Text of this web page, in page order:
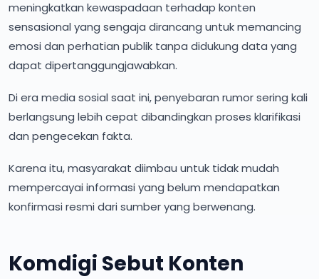
meningkatkan kewaspadaan terhadap konten
sensasional yang sengaja dirancang untuk memancing
emosi dan perhatian publik tanpa didukung data yang
dapat dipertanggungjawabkan.
Di era media sosial saat ini, penyebaran rumor sering kali
berlangsung lebih cepat dibandingkan proses klarifikasi
dan pengecekan fakta.
Karena itu, masyarakat diimbau untuk tidak mudah
mempercayai informasi yang belum mendapatkan
konfirmasi resmi dari sumber yang berwenang.
Komdigi Sebut Konten